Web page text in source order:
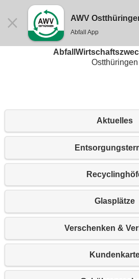
AWV
Abfall App
Ostthüringen
Aktuelles
Glasplätze
Verschenken &